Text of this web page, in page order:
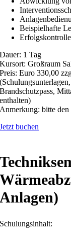
Beispielhafte
Erfolgskontrolle
Dauer: 1 Tag
Kursort: Großraum
Preis: Euro 330,00
Brandschutzpass,
enthalten)
Anmerkung: bitte den
Jetzt buchen
Anlagen)
Schulungsinhalt: